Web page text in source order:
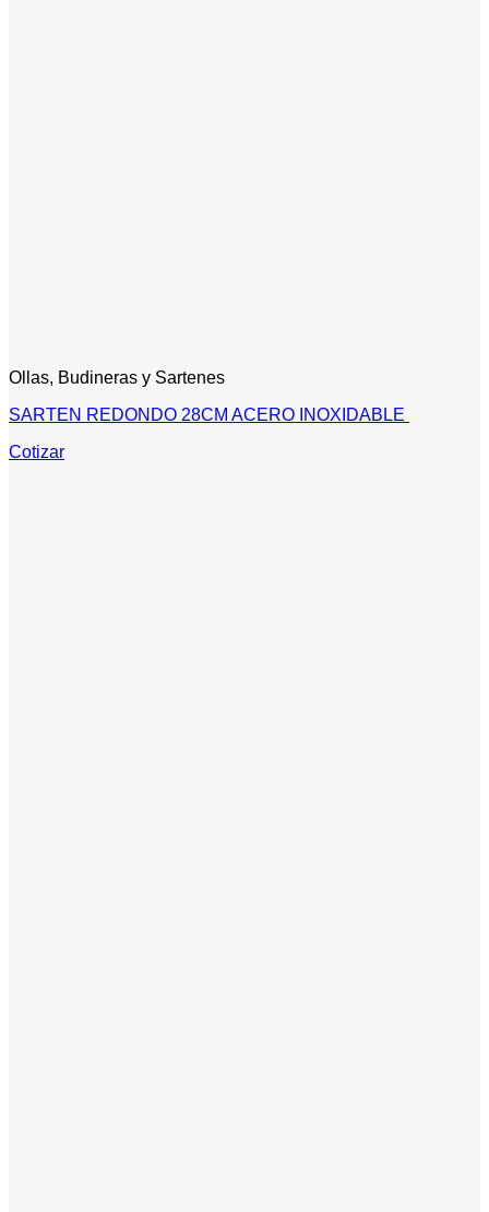
Ollas, Budineras y Sartenes
SARTEN REDONDO 28CM ACERO INOXIDABLE
Cotizar